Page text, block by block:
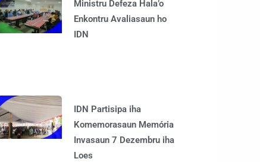
Ministru Defeza Hala’o
Enkontru Avaliasaun ho
IDN
IDN Partisipa iha
Komemorasaun Memória
Invasaun 7 Dezembru iha
Loes